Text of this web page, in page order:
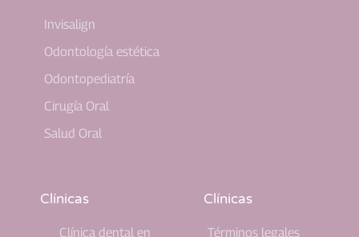
Invisalign
Odontología estética
Odontopediatría
Cirugía Oral
Salud Oral
Clínicas
Clínica dental en
Clínicas
Términos legales